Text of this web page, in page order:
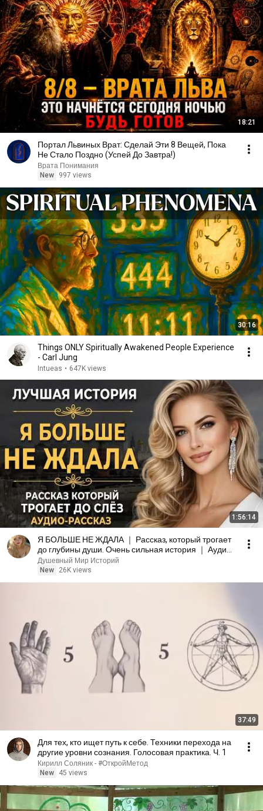
18:21
Портал Львиных Врат: Сделай Эти 8 Вещей, Пока
Не Стало Поздно (Успей До Завтра!)
Врата Понимания
New
997 views
30:16
Things ONLY Spiritually Awakened People Experience
- Carl Jung
Intueas • 647K views
1:56:14
Я БОЛЬШЕ НЕ ЖДАЛА ｜ Рассказ, который трогает
до глубины души. Очень сильная история ｜ Аудио
рассказ
Душевный Мир Историй
New
26K views
37:49
Для тех, кто ищет путь к себе. Техники перехода на
другие уровни сознания. Голосовая практика. Ч. 1
Кирилл Соляник - #ОткройМетод
New
45 views